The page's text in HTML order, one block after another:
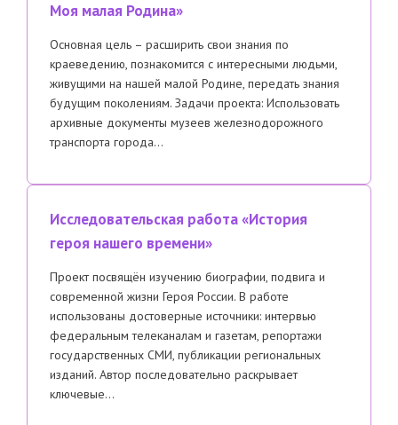
Моя малая Родина»
Основная цель – расширить свои знания по
краеведению, познакомится с интересными людьми,
живущими на нашей малой Родине, передать знания
будущим поколениям. Задачи проекта: Использовать
архивные документы музеев железнодорожного
транспорта города…
Исследовательская работа «История
героя нашего времени»
Проект посвящён изучению биографии, подвига и
современной жизни Героя России. В работе
использованы достоверные источники: интервью
федеральным телеканалам и газетам, репортажи
государственных СМИ, публикации региональных
изданий. Автор последовательно раскрывает
ключевые…